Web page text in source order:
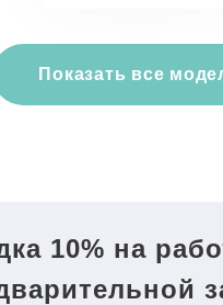
Показать все
10% на